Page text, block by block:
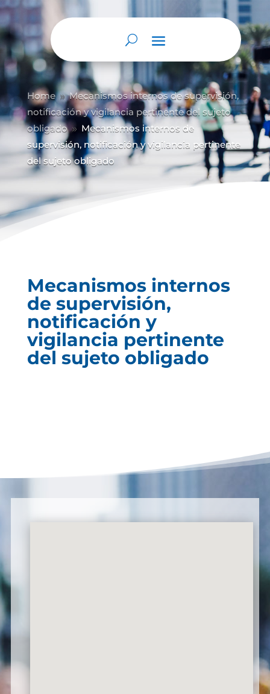
Abrir barra de herramientas
Home 9 Mecanismos internos de supervisión,
notificación y vigilancia pertinente del sujeto
obligado 9 Mecanismos internos de
supervisión, notificación y vigilancia pertinente
del sujeto obligado
Mecanismos internos
de supervisión,
notificación y
vigilancia pertinente
del sujeto obligado